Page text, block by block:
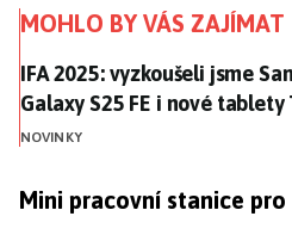
MOHLO BY VÁS ZAJÍMAT
IFA 2025: vyzkoušeli jsme
IFA 2025: vyzkoušeli jsme
Galaxy S25 FE i nové tablety
NOVINKY
Mini pracovní stanice